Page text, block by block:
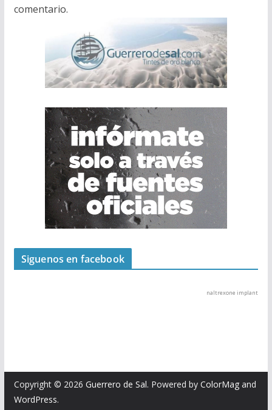
comentario.
Siguenos en facebook
naltrexone implant
Copyright © 2026 Guerrero de Sal. Powered by ColorMagand
WordPress.